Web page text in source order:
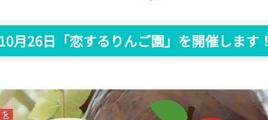
月26日「恋するりんご園」を開催します！